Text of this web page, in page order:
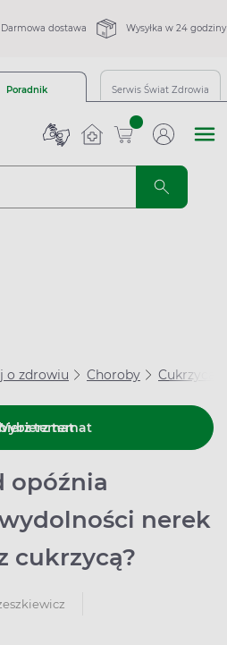
Darmowa dostawa Wysyłka w 24 godziny
Poradnik Serwis Świat Zdrowia
sztuk
o zdrowiu Choroby Cukrzyca
temat
opóźnia
nerek
cukrzycą?